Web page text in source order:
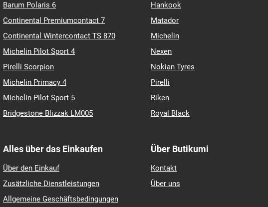
Barum Polaris 6
Continental Premiumcontact 7
Continental Wintercontact TS 870
Michelin Pilot Sport 4
Pirelli Scorpion
Michelin Primacy 4
Michelin Pilot Sport 5
Bridgestone Blizzak LM005
Hankook
Matador
Michelin
Nexen
Nokian Tyres
Pirelli
Riken
Royal Black
Alles über das Einkaufen
Über den Einkauf
Zusätzliche Dienstleistungen
Allgemeine Geschäftsbedingungen
Über Butikumi
Kontakt
Über uns